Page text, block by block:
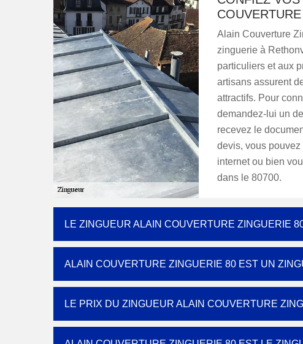
Alain Couverture
zinguerie à
particuliers et aux
artisans assurent
attractifs. Pour
demandez-lui un
recevez le
devis, vous
internet ou bien
dans le 80700.
LE ZINGUEUR ALAIN COUVERTURE ZINGUERIE
ALAIN COUVERTURE ZINGUERIE 80 EST UN
LE PRIX DU ZINGUEUR ALAIN COUVERTURE